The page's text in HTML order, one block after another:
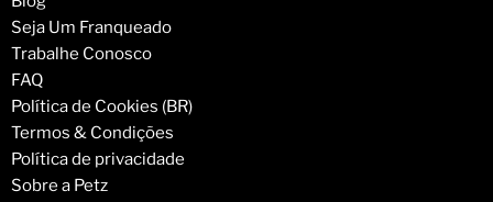
Seja Um Franqueado
Trabalhe Conosco
FAQ
Política de Cookies (BR)
Termos & Condições
Política de privacidade
Sobre a Petz